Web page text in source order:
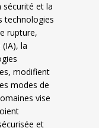
sécurité et la
technologies
rupture,
la
modifient
modes de
vise
et